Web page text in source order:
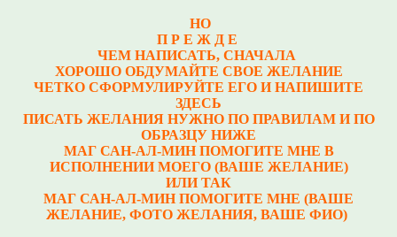
НО
П Р Е Ж Д Е
ЧЕМ НАПИСАТЬ, СНАЧАЛА
ХОРОШО ОБДУМАЙТЕ СВОЕ ЖЕЛАНИЕ
ЧЕТКО СФОРМУЛИРУЙТЕ ЕГО И НАПИШИТЕ
ЗДЕСЬ
ПИСАТЬ ЖЕЛАНИЯ НУЖНО ПО ПРАВИЛАМ И ПО
ОБРАЗЦУ НИЖЕ
МАГ САН-АЛ-МИН ПОМОГИТЕ МНЕ В
ИСПОЛНЕНИИ МОЕГО (ВАШЕ ЖЕЛАНИЕ)
ИЛИ ТАК
МАГ САН-АЛ-МИН ПОМОГИТЕ МНЕ (ВАШЕ
ЖЕЛАНИЕ, ФОТО ЖЕЛАНИЯ, ВАШЕ ФИО)